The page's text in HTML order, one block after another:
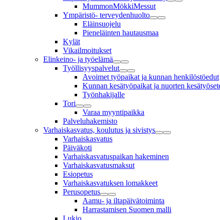
MummonMökkiMessut
Ympäristö- terveydenhuolto
Eläinsuojelu
Pieneläinten hautausmaa
Kylät
Vikailmoitukset
Elinkeino- ja työelämä
Työllisyyspalvelut
Avoimet työpaikat ja kunnan henkilöstöedut
Kunnan kesätyöpaikat ja nuorten
Työnhakijalle
Tori
Varaa myyntipaikka
Palveluhakemisto
Varhaiskasvatus, koulutus ja sivistys
Varhaiskasvatus
Päiväkoti
Varhaiskasvatuspaikan hakeminen
Varhaiskasvatusmaksut
Esiopetus
Varhaiskasvatuksen lomakkeet
Perusopetus
Aamu- ja iltapäivätoiminta
Harrastamisen Suomen malli
Lukio